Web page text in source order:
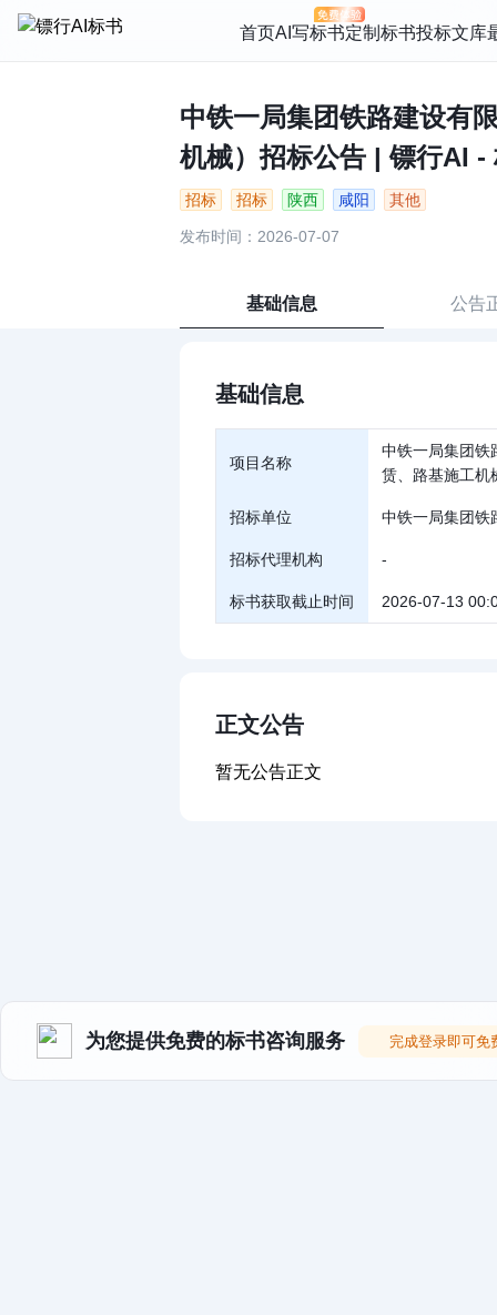
首页AI写标书定制标书投标文库
中铁一局集团铁路建设有
机械）招标公告 | 镖行AI -
招标 招标 陕西 咸阳 其他
发布时间：2026-07-07
基础信息 公告
基础信息
项目名称
中铁一局集团铁
赁、路基施工机
招标单位 中铁一局集团铁
招标代理机构 -
标书获取截止时间 2026-07-13
正文公告
暂无公告正文
为您提供免费的标书咨询服务 完成登录即可免